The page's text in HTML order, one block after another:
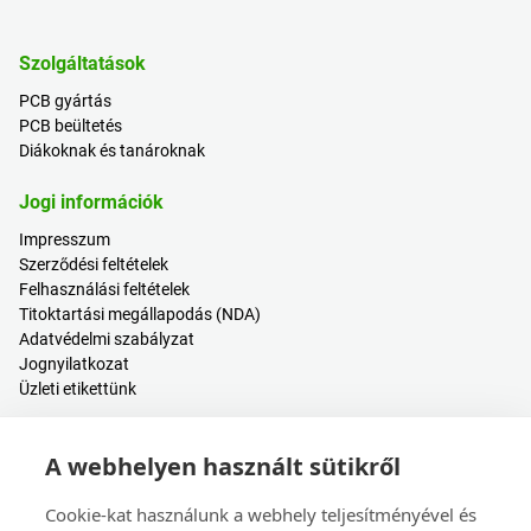
Szolgáltatások
PCB gyártás
PCB beültetés
Diákoknak és tanároknak
Jogi információk
Impresszum
Szerződési feltételek
Felhasználási feltételek
Titoktartási megállapodás (NDA)
Adatvédelmi szabályzat
Jognyilatkozat
Üzleti etikettünk
Árkalkulátor
A webhelyen használt sütikről
Cookie-kat használunk a webhely teljesítményével és